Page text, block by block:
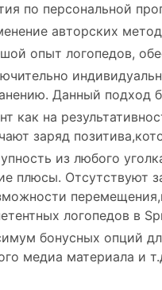
по персональной
авторских
опыт логопедов,
Данный подход
как на
заряд
из любого
плюсы. Отсутствуют
логопедов в
бонусных опций
медиа материала и